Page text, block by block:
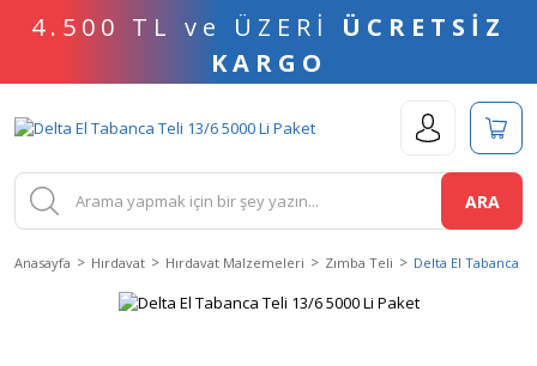
4.500 TL ve ÜZERİ ÜCRETSİZ
KARGO
ARA
Anasayfa Hırdavat Hırdavat Malzemeleri Zımba Teli Delta El Tabanca